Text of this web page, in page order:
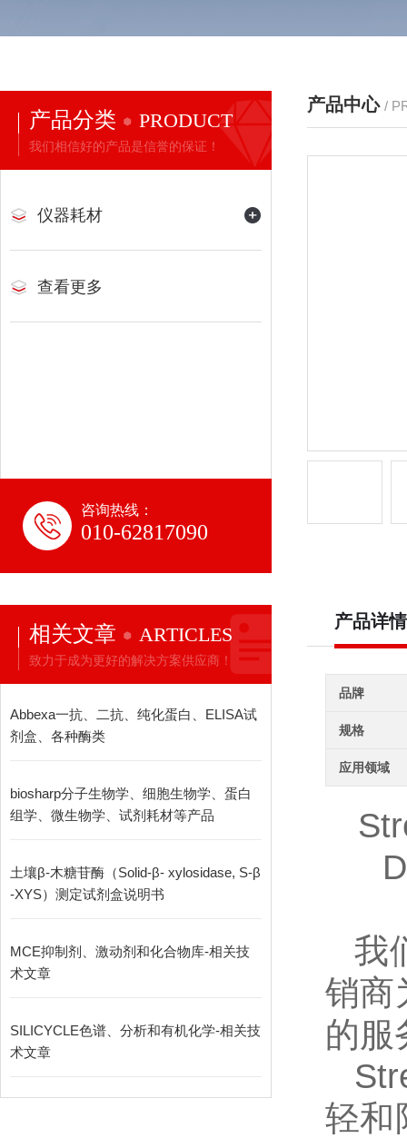
产品分类 PRODUCT
我们相信好的产品是信誉的保证！
仪器耗材
查看更多
咨询热线：
010-62817090
相关文章 ARTICLES
致力于成为更好的解决方案供应商！
Abbexa一抗、二抗、纯化蛋白、ELISA试
剂盒、各种酶类
biosharp分子生物学、细胞生物学、蛋白
组学、微生物学、试剂耗材等产品
土壤β-木糖苷酶（Solid-β- xylosidase, S-β
-XYS）测定试剂盒说明书
MCE抑制剂、激动剂和化合物库-相关技
术文章
SILICYCLE色谱、分析和有机化学-相关技
术文章
产品中心 /
产品详情
品牌
规格
应用领域
我
销商
的服
轻和